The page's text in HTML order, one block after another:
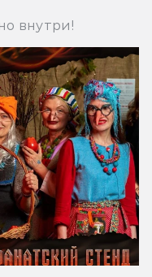
внутри!